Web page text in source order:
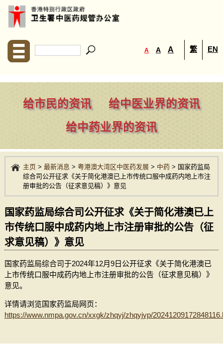
A A A 繁 EN
给市民的资讯
给中医业界的资讯
给中药业界的资讯
主页> 最新消息 > 粤港澳大湾区中医药发展> 中药> 国家药监局
综合司公开征求《关于简化港澳已上市传统口服中成药内地上市注
册审批的公告（征求意见稿）》意见
国家药监局综合司公开征求《关于简化港澳已上
市传统口服中成药内地上市注册审批的公告（征
求意见稿）》意见
国家药监局综合司于2024年12月9日公开征求《关于简化港澳已
上市传统口服中成药内地上市注册审批的公告（征求意见稿）》
意见。
详情请浏览国家药监局网页：
https://www.nmpa.gov.cn/xxgk/zhqyj/zhqyjyp/